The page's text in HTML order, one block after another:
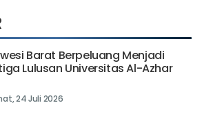
Barat Berpeluang Menjadi
Lulusan Universitas Al-Azhar
24 Juli 2026